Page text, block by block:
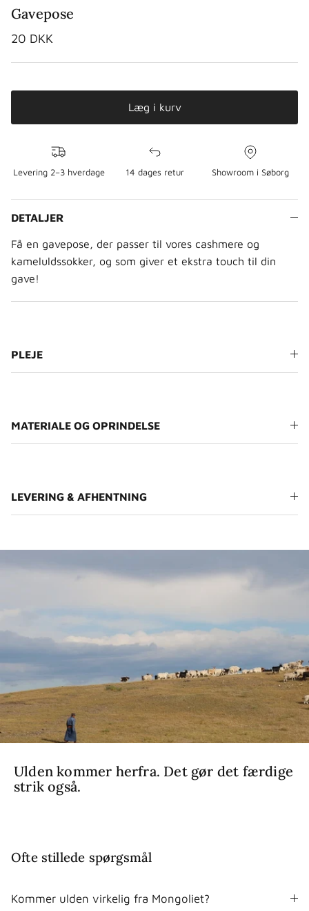
Gavepose
Normalpris
20 DKK
Læg i kurv
Levering 2–3 hverdage 14 dages retur Showroom i Søborg
DETALJER
Få en gavepose, der passer til vores cashmere og
kameluldssokker, og som giver et ekstra touch til din
gave!
PLEJE
MATERIALE OG OPRINDELSE
LEVERING & AFHENTNING
Ulden kommer herfra. Det gør det færdige
strik også.
Ofte stillede spørgsmål
Kommer ulden virkelig fra Mongoliet?